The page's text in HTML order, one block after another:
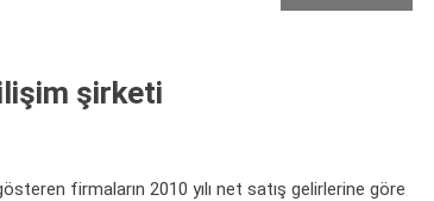
şirketi
firmaların 2010 yılı net satış gelirlerine göre